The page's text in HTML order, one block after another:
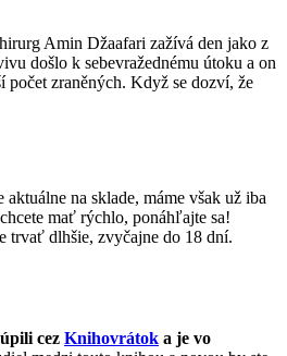
Amin Džaafari zažívá den jako z
došlo k sebevražednému útoku a on
počet zraněných. Když se dozví, že
na sklade, máme však už iba
mať rýchlo, ponáhľajte sa!
trvať dlhšie, zvyčajne do 18 dní.
cez Knihovrátok a je vo